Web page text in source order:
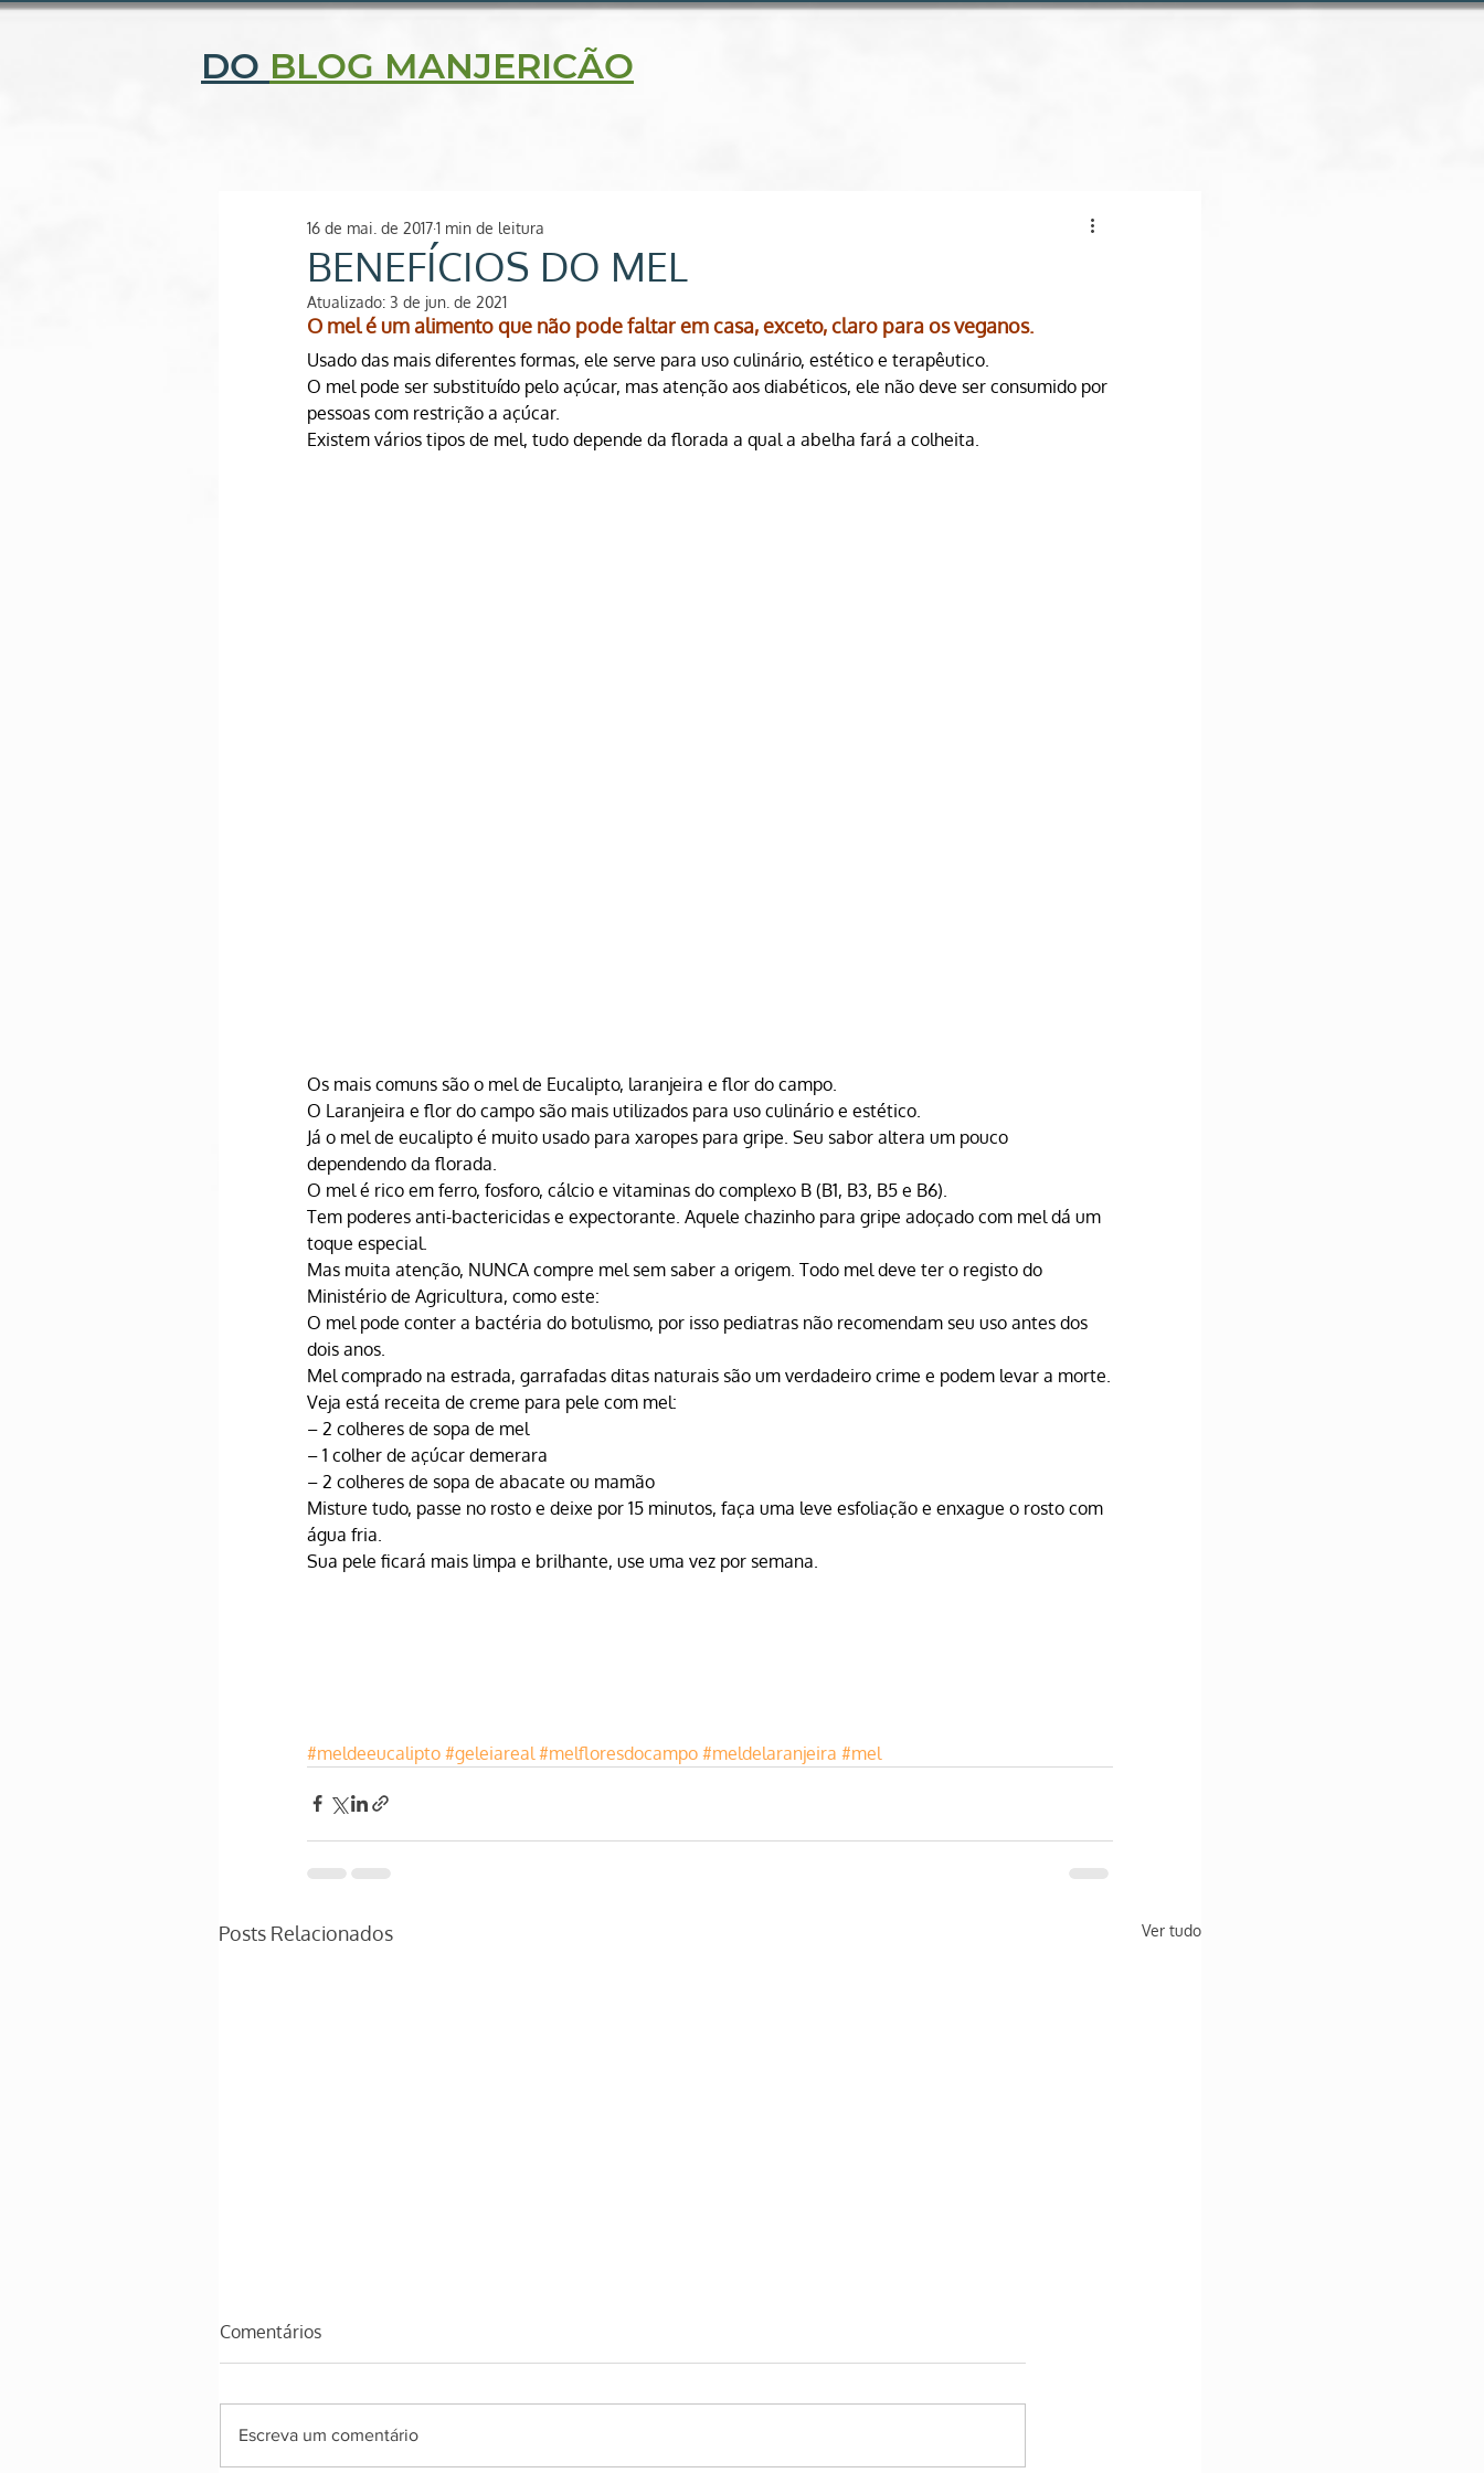
DO BLOG MANJERICÃO
BENEFÍCIOS DO MEL
16 de mai. de 20171 min de leitura
Atualizado: 3 de jun. de 2021
O mel é um alimento que não pode faltar em casa, exceto, claro para os veganos.
Usado das mais diferentes formas, ele serve para uso culinário, estético e terapêutico.
O mel pode ser substituído pelo açúcar, mas atenção aos diabéticos, ele não deve ser consumido por
pessoas com restrição a açúcar.
Existem vários tipos de mel, tudo depende da florada a qual a abelha fará a colheita.
Os mais comuns são o mel de Eucalipto, laranjeira e flor do campo.
O Laranjeira e flor do campo são mais utilizados para uso culinário e estético.
Já o mel de eucalipto é muito usado para xaropes para gripe. Seu sabor altera um pouco
dependendo da florada.
O mel é rico em ferro, fosforo, cálcio e vitaminas do complexo B (B1, B3, B5 e B6).
Tem poderes anti-bactericidas e expectorante. Aquele chazinho para gripe adoçado com mel dá um
toque especial.
Mas muita atenção, NUNCA compre mel sem saber a origem. Todo mel deve ter o registo do
Ministério de Agricultura, como este:
O mel pode conter a bactéria do botulismo, por isso pediatras não recomendam seu uso antes dos
dois anos.
Mel comprado na estrada, garrafadas ditas naturais são um verdadeiro crime e podem levar a morte.
Veja está receita de creme para pele com mel:
– 2 colheres de sopa de mel
– 1 colher de açúcar demerara
– 2 colheres de sopa de abacate ou mamão
Misture tudo, passe no rosto e deixe por 15 minutos, faça uma leve esfoliação e enxague o rosto com
água fria.
Sua pele ficará mais limpa e brilhante, use uma vez por semana.
#meldeeucalipto #geleiareal #melfloresdocampo #meldelaranjeira #mel
Posts Relacionados Ver tudo
Falsos Saudáveis
Comentários
Escreva um comentário